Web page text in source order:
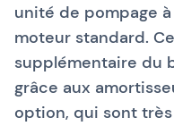
unité de pompage
moteur standard.
supplémentaire du
grâce aux
option, qui sont